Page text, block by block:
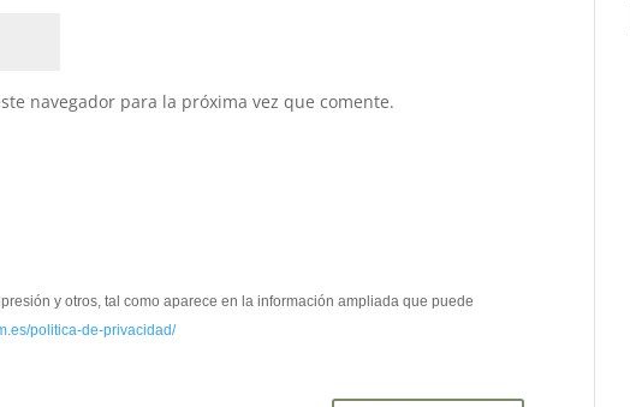
navegador para la próxima vez que comente.
y otros, tal como aparece en la información ampliada que puede
politica-de-privacidad/